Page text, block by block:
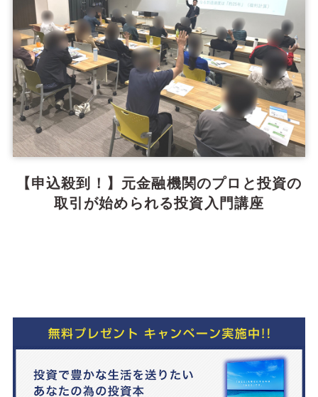
【申込殺到！】元金融機関のプロと投資の
取引が始められる投資入門講座